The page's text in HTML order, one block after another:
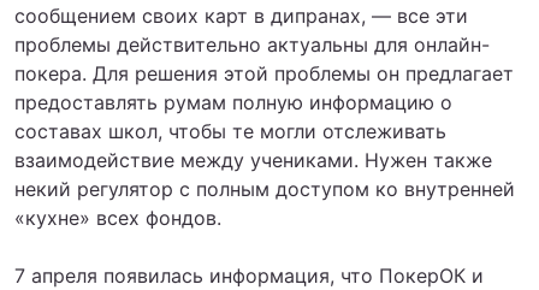
сообщением своих карт в дипранах, — все эти
проблемы действительно актуальны для онлайн-
покера. Для решения этой проблемы он предлагает
предоставлять румам полную информацию о
составах школ, чтобы те могли отслеживать
взаимодействие между учениками. Нужен также
некий регулятор с полным доступом ко внутренней
«кухне» всех фондов.
7 апреля появилась информация, что ПокерОК и